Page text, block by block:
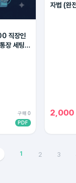
직장인
장 세팅법
구매 0
PDF
자법 (완
2,000
1 2 3